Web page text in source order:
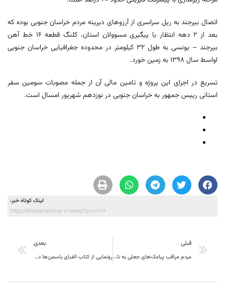
اتصال بیرجند به ریل سراسری از آرزوهای دیرینه مردم خراسان جنوبی بوده که
بعد از ۲ دهه انتظار با پیگیری مسوولان استان، کلنگ قطعه ۱۶ خط آهن
بیرجند – یونسی به طول ۳۲ کیلومتر در محدوده جغرافیایی خراسان جنوبی
اواسط سال ۱۳۹۸ به زمین خورد.
تسریع در اجرای این پروژه و تامین مالی آن از جمله مصوبات سومین سفر
استانی رییس جمهور به خراسان جنوبی در نوزدهم شهریور امسال است.
لینک کوتاه خبر:
https://khabarvahonar.ir/news/?p=66826
قبلی
مردم مراقب پیامک‌های جعلی به نام دستگاه قضایی باشند
بعدی
رونمایی از کتاب الفبای یاسمن‌ها در کتابفروشی خوارزمی بیرجند